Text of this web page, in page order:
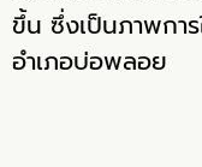
ขึ้น ซึ่งเป็นภาพกา
อำเภอบ่อพลอย